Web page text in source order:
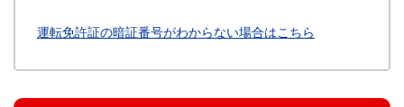
運転免許証の暗証番号がわからない場合はこちら